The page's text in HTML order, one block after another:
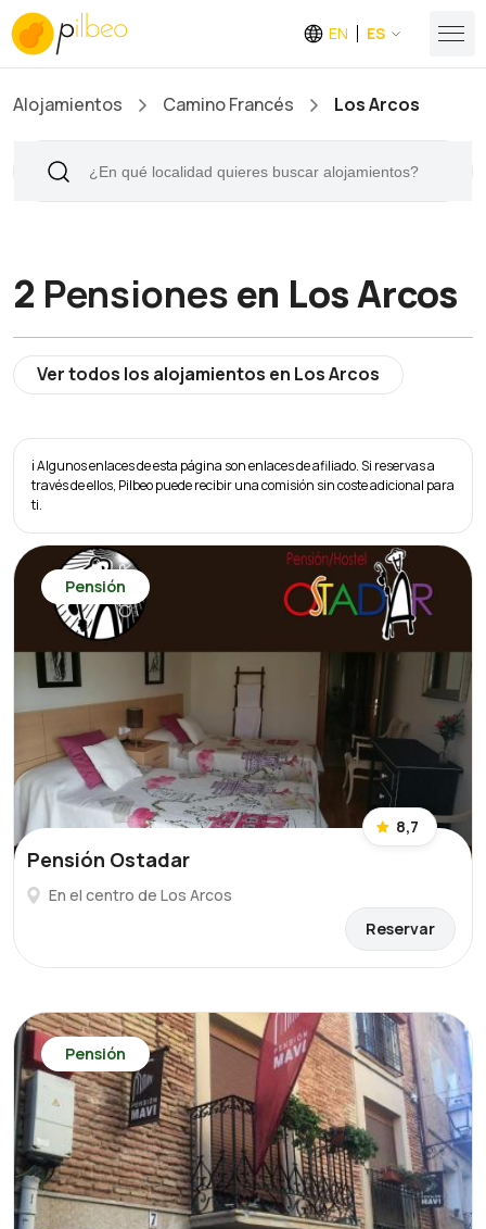
EN ES
Alojamientos Camino Francés Los Arcos
2 Pensionesen Los Arcos
Ver todos los alojamientos en Los Arcos
ℹ️ Algunos enlaces de esta página son enlaces de afiliado. Si reservas a
través de ellos, Pilbeo puede recibir una comisión sin coste adicional para
ti.
Pensión
8,7
Pensión Ostadar
En el centro de Los Arcos
Reservar
Pensión